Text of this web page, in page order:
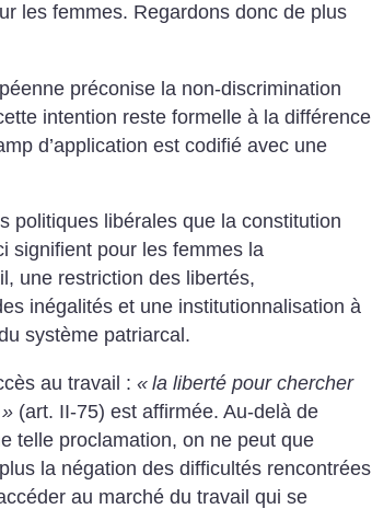
les femmes. Regardons donc de plus
préconise la non-discrimination
intention reste formelle à la différence
d’application est codifié avec une
politiques libérales que la constitution
signifient pour les femmes la
une restriction des libertés,
inégalités et une institutionnalisation à
système patriarcal.
au travail : « la liberté pour chercher
» (art. II-75) est affirmée. Au-delà de
telle proclamation, on ne peut que
la négation des difficultés rencontrées
au marché du travail qui se